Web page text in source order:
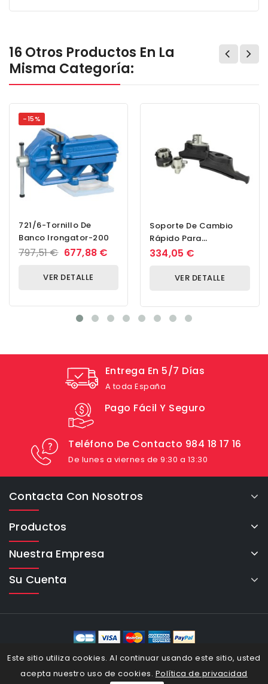
16 Otros Productos En La
Misma Categoría:
-15%
721/6-Tornillo De
Banco Irongator-200
797,51 € 677,88 €
VER DETALLE
Soporte De Cambio
Rápido Para
Desmontadora De
De Cambio...
334,05 €
VER DETALLE
Entrega En 5/7 Días
A toda España
Pago Fácil Y Seguro
Teléfono De Contacto 984 18 17 16
De lunes a viernes de 9:30 a 13:30
Contacta Con Nosotros
Productos
Nuestra Empresa
Su Cuenta
Este sitio utiliza cookies. Al continuar usando este sitio, usted
acepta nuestro uso de cookies. Política de privacidad
eCommerce Cybertron © 2026